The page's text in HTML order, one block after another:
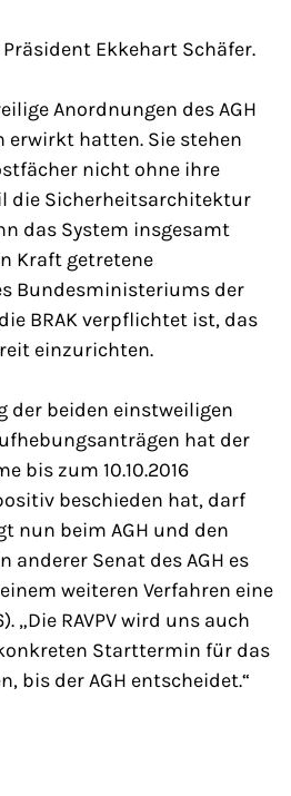
Ekkehart Schäfer.
Anordnungen des AGH
erwirkt hatten. Sie stehen
nicht ohne ihre
die Sicherheitsarchitektur
das System insgesamt
Kraft getretene
Bundesministeriums der
BRAK verpflichtet ist, das
einzurichten.
der beiden einstweiligen
hat der
bis zum 10.10.2016
beschieden hat, darf
nun beim AGH und den
Senat des AGH es
weiteren Verfahren eine
„Die RAVPV wird uns auch
Starttermin für das
bis der AGH entscheidet.“